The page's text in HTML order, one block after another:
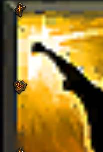
Коготь грифа
Монахиня призывает
противников в радиусе
размере755%урона от
от огня в размере
Стремительное
Монахиня выполняет
наносящий
урон в размере
825%